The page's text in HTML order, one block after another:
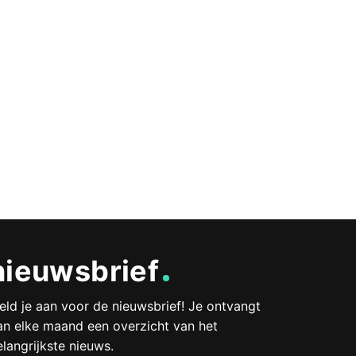
je aan voor de nieuwsbrief! Je ontvangt
elke maand een overzicht van het
nieuws.